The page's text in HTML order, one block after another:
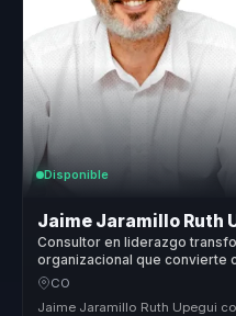
Disponible
Jaime Jaramillo Ruth
Consultor en liderazgo
organizacional que convierte
adaptación, criterio y
CO
Jaime Jaramillo Ruth Upegui